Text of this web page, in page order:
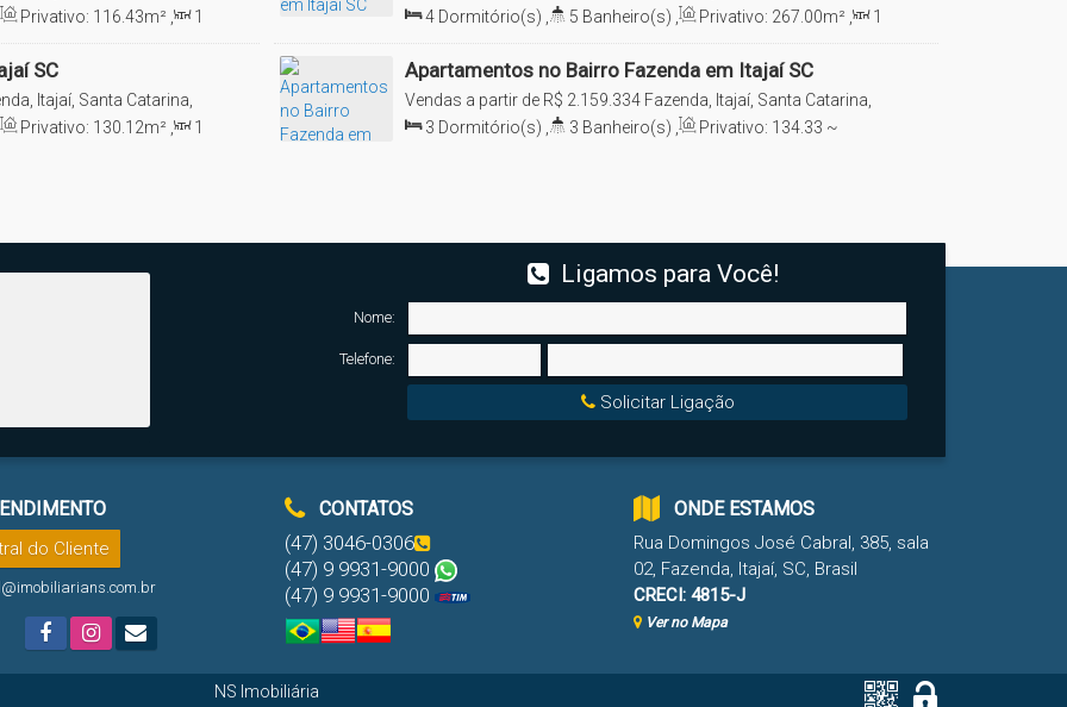
Privativo: 116 .43m²
1
4 Dormitório(s) 5 Banheiro(s) Privativo: 267 .00m²
1
SC
Itajaí, Santa Catarina,
Privativo: 130 .12m²
1
Apartamentos no Bairro Fazenda em Itajaí SC
R$ 2.159.334
Vendas a partir de
Fazenda, Itajaí, Santa Catarina,
Brasil
3 Dormitório(s) 3 Banheiro(s) Privativo: 134.33 ~
Ligamos para Você!
Nome:
Telefone:
Solicitar Ligação
do Cliente
CONTATOS
(47) 3046-0306
(47) 9 9931-9000
(47) 9 9931-9000
ONDE ESTAMOS
Rua Domingos José Cabral 385, sala
02, Fazenda Itajaí, SC Brasil
CRECI: 4815-J
Ver no Mapa
NS Imobiliária